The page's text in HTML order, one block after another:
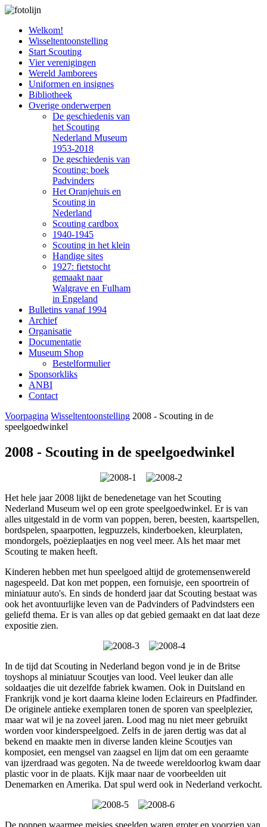
Welkom!
Wisseltentoonstelling
Start Scouting
Vier verenigingen
Wereld Jamborees
Uniformen en insignes
Bibliotheek
Overige onderwerpen
De geschiedenis van
het Scouting
Nederland Museum
1953-2018
De geschiedenis van
Scouting: boek
Padvinders
Het Oranjehuis en
Scouting in
Nederland
Scouting cardbox
1940-1945
Scouting in het klein
Handige sites
1927: fietstocht
gemaakt naar
Walgrave en Fulham
in Engeland
Bulletins vanaf 1994
Archief
Organisatie
Documentatie
Museum Shop
Bestelformulier
Sponsorkliks
ANBI
Contact
Voorpagina Wisseltentoonstelling 2008 - Scouting in de
speelgoedwinkel
2008 - Scouting in de speelgoedwinkel
Het hele jaar 2008 lijkt de benedenetage van het Scouting
Nederland Museum wel op een grote speelgoedwinkel. Er is van
alles uitgestald in de vorm van poppen, beren, beesten, kaartspellen,
bordspelen, spaarpotten, legpuzzels, kinderboeken, kleurplaten,
mondorgels, poëzieplaatjes en nog veel meer. Als het maar met
Scouting te maken heeft.
Kinderen hebben met hun speelgoed altijd de grotemensenwereld
nagespeeld. Dat kon met poppen, een fornuisje, een spoortrein of
miniatuur auto's. En sinds de honderd jaar dat Scouting bestaat was
ook het avontuurlijke leven van de Padvinders of Padvindsters een
geliefd thema. Er is van alles op dat gebied gemaakt en dat laat deze
expositie zien.
In de tijd dat Scouting in Nederland begon vond je in de Britse
toyshops al miniatuur Scoutjes van lood. Veel leuker dan alle
soldaatjes die uit dezelfde fabriek kwamen. Ook in Duitsland en
Frankrijk vond je kort daarna kleine loden Eclaireurs en Pfadfinder.
De originele antieke exemplaren tonen de sporen van speelplezier,
maar wat wil je na zoveel jaren. Lood mag nu niet meer gebruikt
worden voor kinderspeelgoed. Zelfs in de jaren dertig was dat al
bekend en maakte men in diverse landen kleine Scoutjes van
komposiet, een mengsel van zaagsel en lijm dat om een geraamte
van ijzerdraad was gegoten. Na de tweede wereldoorlog kwam daar
plastic voor in de plaats. Kijk maar naar de voorbeelden uit
Denemarken en Amerika. Dat spul werd ook in Nederland verkocht.
De poppen waarmee meisjes speelden waren groter en voorzien van